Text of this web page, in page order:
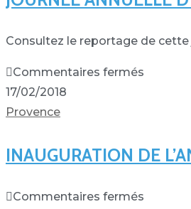
Consultez le reportage de
Commentaires fermés
17/02/2018
Provence
INAUGURATION DE
Commentaires fermés